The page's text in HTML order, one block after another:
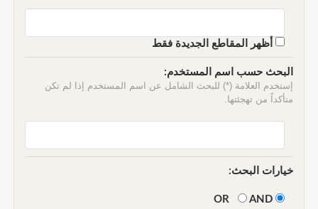
أظهر المقاطع الجديدة فقط
البحث حسب اسم المستخدم:
إستخدم العلامة (*) للبحث الشامل عن اسم المستخدم إذا لم تكن
متأكداً من تهجئتها.
خيارات البحث:
AND